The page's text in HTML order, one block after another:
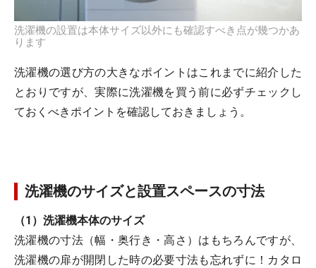
洗濯機の設置は本体サイズ以外にも確認すべき点が幾つかあ
ります
洗濯機の選び方の大きなポイントはこれまでに紹介した
とおりですが、実際に洗濯機を買う前に必ずチェックし
ておくべきポイントを確認しておきましょう。
洗濯機のサイズと設置スペースの寸法
（1）洗濯機本体のサイズ
洗濯機の寸法（幅・奥行き・高さ）はもちろんですが、
洗濯機の扉が開閉した時の必要寸法も忘れずに！カタロ